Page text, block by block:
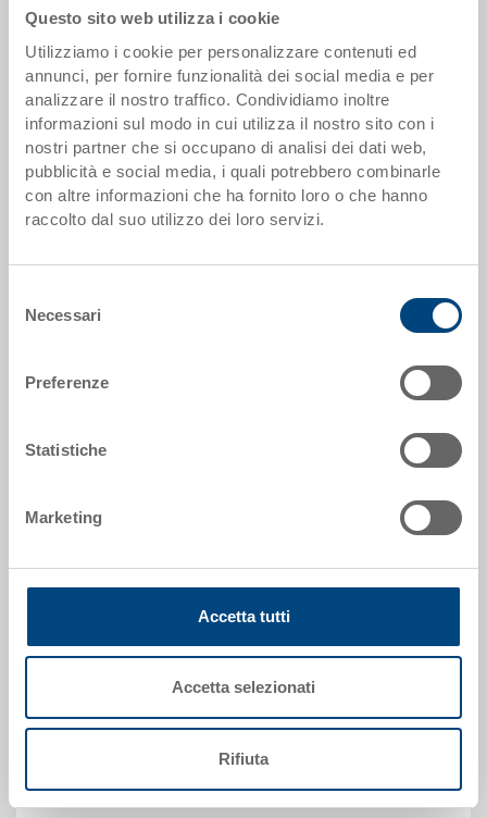
Questo sito web utilizza i cookie
Utilizziamo i cookie per personalizzare contenuti ed
annunci, per fornire funzionalità dei social media e per
analizzare il nostro traffico. Condividiamo inoltre
informazioni sul modo in cui utilizza il nostro sito con i
nostri partner che si occupano di analisi dei dati web,
pubblicità e social media, i quali potrebbero combinarle
con altre informazioni che ha fornito loro o che hanno
raccolto dal suo utilizzo dei loro servizi.
delNecessari
Preferenze
Statistiche
Marketing
Accetta tutti
Accetta selezionati
Rifiuta
Scaglioni quantità
da 1 pezzi EUR 2,45
da 50 pezzi EUR 2,21
da 100 pezzi EUR 2,15
da 250 pezzi EUR 2,09
Dati articolo
3-367.1110.0203
92 x 102 x 54 mm
No. 6 - 92 x 102 x 54 mm
Colore:
|Altri colori su richiesta
54 pezzi